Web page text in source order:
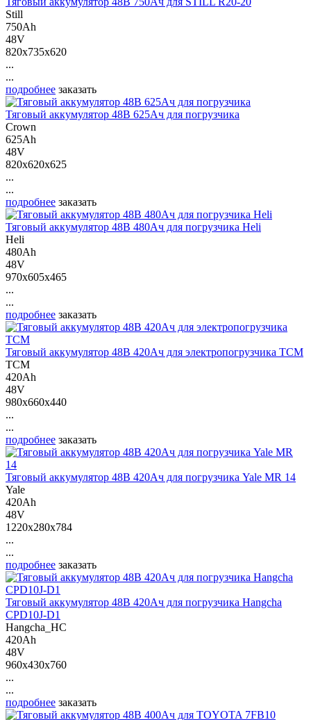
Still
750Ah
48V
820x735x620
...
...
подробнее заказать
Тяговый аккумулятор 48В 625Ач для погрузчика
Crown
625Ah
48V
820x620x625
...
...
подробнее заказать
Тяговый аккумулятор 48В 480Ач для погрузчика Heli
Heli
480Ah
48V
970x605x465
...
...
подробнее заказать
Тяговый аккумулятор 48В 420Ач для электропогрузчика ТСМ
ТСМ
420Ah
48V
980x660x440
...
...
подробнее заказать
Тяговый аккумулятор 48В 420Ач для погрузчика Yale MR 14
Yale
420Ah
48V
1220x280x784
...
...
подробнее заказать
Тяговый аккумулятор 48В 420Ач для погрузчика Hangcha
CPD10J-D1
Hangcha_HC
420Ah
48V
960x430x760
...
...
подробнее заказать